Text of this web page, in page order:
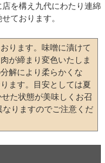
を構え九代にわたり連綿
ております。
ります。味噌に漬けて
が締まり変色いたしま
解により柔らかくな
ます。目安としては夏
た状態が美味しくお召
なりますのでご注意くだ